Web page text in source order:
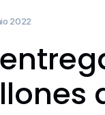
2022